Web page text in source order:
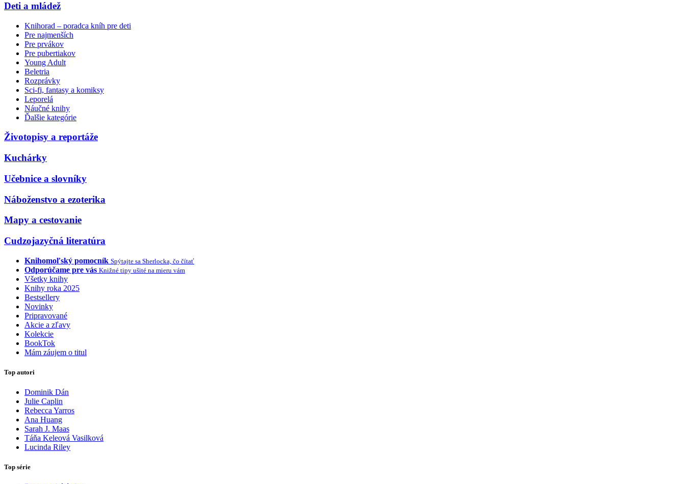
Deti a mládež
Knihorad – poradca kníh pre deti
Pre najmenších
Pre prvákov
Pre pubertiakov
Young Adult
Beletria
Rozprávky
Sci-fi, fantasy a komiksy
Leporelá
Náučné knihy
Ďalšie kategórie
Životopisy a reportáže
Kuchárky
Učebnice a slovníky
Náboženstvo a ezoterika
Mapy a cestovanie
Cudzojazyčná literatúra
Knihomoľský pomocník Spýtajte sa Sherlocka, čo čítať
Odporúčame pre vás Knižné tipy ušité na mieru vám
Všetky knihy
Knihy roka 2025
Bestsellery
Novinky
Pripravované
Akcie a zľavy
Kolekcie
BookTok
Mám záujem o titul
Top autori
Dominik Dán
Julie Caplin
Rebecca Yarros
Ana Huang
Sarah J. Maas
Táňa Keleová Vasilková
Lucinda Riley
Top série